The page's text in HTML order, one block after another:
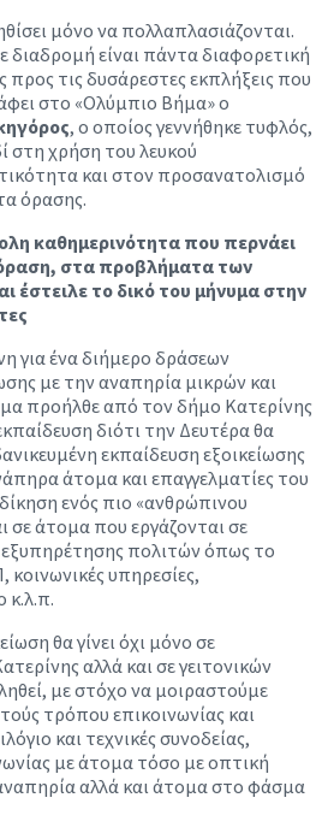
μόνο να πολλαπλασιάζονται.
διαδρομή είναι πάντα διαφορετική
τις δυσάρεστες εκπλήξεις που
στο «Ολύμπιο Βήμα» ο
, ο οποίος γεννήθηκε τυφλός,
στη χρήση του λευκού
και στον προσανατολισμό
όρασης.
καθημερινότητα που περνάει
στα προβλήματα των
έστειλε το δικό του μήνυμα στην
για ένα διήμερο δράσεων
με την αναπηρία μικρών και
προήλθε από τον δήμο Κατερίνης
διότι την Δευτέρα θα
εκπαίδευση εξοικείωσης
άτομα και επαγγελματίες του
ενός πιο «ανθρώπινου
σε άτομα που εργάζονται σε
πολιτών όπως το
υπηρεσίες,
κ.λ.π.
θα γίνει όχι μόνο σε
αλλά και σε γειτονικών
με στόχο να μοιραστούμε
τρόπου επικοινωνίας και
και τεχνικές συνοδείας,
με άτομα τόσο με οπτική
αλλά και άτομα στο φάσμα